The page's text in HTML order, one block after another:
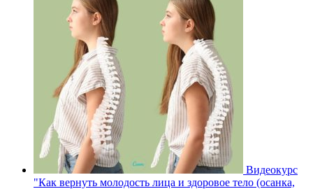
Видеокурс
"Как вернуть молодость лица и здоровое тело (осанка,